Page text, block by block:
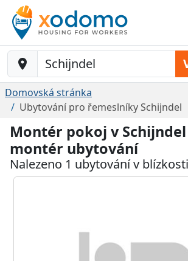
Baustelle-Location
Domovská stránka
Ubytování pro řemeslníky Schijndel
Montér pokoj v
montér ubytování
Nalezeno 1 ubytování v